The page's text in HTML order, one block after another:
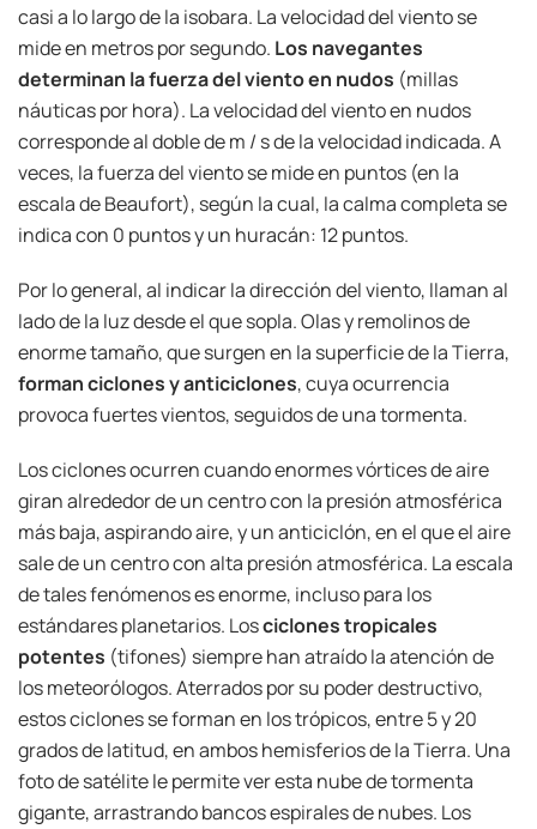
casi a lo largo de la isobara. La velocidad del viento se
mide en metros por segundo. Los navegantes
determinan la fuerza del viento en nudos (millas
náuticas por hora). La velocidad del viento en nudos
corresponde al doble de m / s de la velocidad indicada. A
veces, la fuerza del viento se mide en puntos (en la
escala de Beaufort), según la cual, la calma completa se
indica con 0 puntos y un huracán: 12 puntos.
Por lo general, al indicar la dirección del viento, llaman al
lado de la luz desde el que sopla. Olas y remolinos de
enorme tamaño, que surgen en la superficie de la Tierra,
forman ciclones y anticiclones, cuya ocurrencia
provoca fuertes vientos, seguidos de una tormenta.
Los ciclones ocurren cuando enormes vórtices de aire
giran alrededor de un centro con la presión atmosférica
más baja, aspirando aire, y un anticiclón, en el que el aire
sale de un centro con alta presión atmosférica. La escala
de tales fenómenos es enorme, incluso para los
estándares planetarios. Losciclones tropicales
potentes (tifones) siempre han atraído la atención de
los meteorólogos. Aterrados por su poder destructivo,
estos ciclones se forman en los trópicos, entre 5 y 20
grados de latitud, en ambos hemisferios de la Tierra. Una
foto de satélite le permite ver esta nube de tormenta
gigante, arrastrando bancos espirales de nubes. Los